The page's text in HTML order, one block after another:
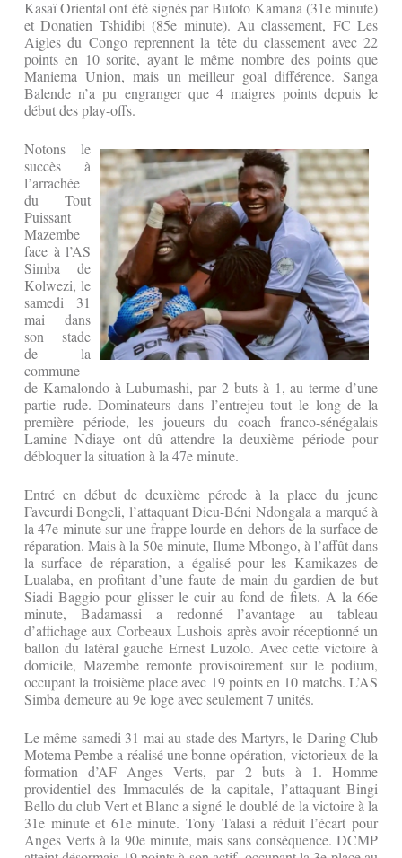
Kasaï Oriental ont été signés par Butoto Kamana (31e minute)
et Donatien Tshidibi (85e minute). Au classement, FC Les
Aigles du Congo reprennent la tête du classement avec 22
points en 10 sorite, ayant le même nombre des points que
Maniema Union, mais un meilleur goal différence. Sanga
Balende n’a pu engranger que 4 maigres points depuis le
début des play-offs.
Notons le
succès à
l’arrachée
du Tout
Puissant
Mazembe
face à l’AS
Simba de
Kolwezi, le
samedi 31
mai dans
son stade
de la
commune
de Kamalondo à Lubumashi, par 2 buts à 1, au terme d’une
partie rude. Dominateurs dans l’entrejeu tout le long de la
première période, les joueurs du coach franco-sénégalais
Lamine Ndiaye ont dû attendre la deuxième période pour
débloquer la situation à la 47e minute.
Entré en début de deuxième pérode à la place du jeune
Faveurdi Bongeli, l’attaquant Dieu-Béni Ndongala a marqué à
la 47e minute sur une frappe lourde en dehors de la surface de
réparation. Mais à la 50e minute, Ilume Mbongo, à l’affût dans
la surface de réparation, a égalisé pour les Kamikazes de
Lualaba, en profitant d’une faute de main du gardien de but
Siadi Baggio pour glisser le cuir au fond de filets. A la 66e
minute, Badamassi a redonné l’avantage au tableau
d’affichage aux Corbeaux Lushois après avoir réceptionné un
ballon du latéral gauche Ernest Luzolo. Avec cette victoire à
domicile, Mazembe remonte provisoirement sur le podium,
occupant la troisième place avec 19 points en 10 matchs. L’AS
Simba demeure au 9e loge avec seulement 7 unités.
Le même samedi 31 mai au stade des Martyrs, le Daring Club
Motema Pembe a réalisé une bonne opération, victorieux de la
formation d’AF Anges Verts, par 2 buts à 1. Homme
providentiel des Immaculés de la capitale, l’attaquant Bingi
Bello du club Vert et Blanc a signé le doublé de la victoire à la
31e minute et 61e minute. Tony Talasi a réduit l’écart pour
Anges Verts à la 90e minute, mais sans conséquence. DCMP